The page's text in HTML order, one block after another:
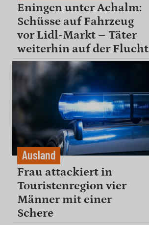
Eningen unter Achalm:
Schüsse auf Fahrzeug
vor Lidl-Markt – Täter
weiterhin auf der Flucht
Ausland
Frau attackiert in
Touristenregion vier
Männer mit einer
Schere